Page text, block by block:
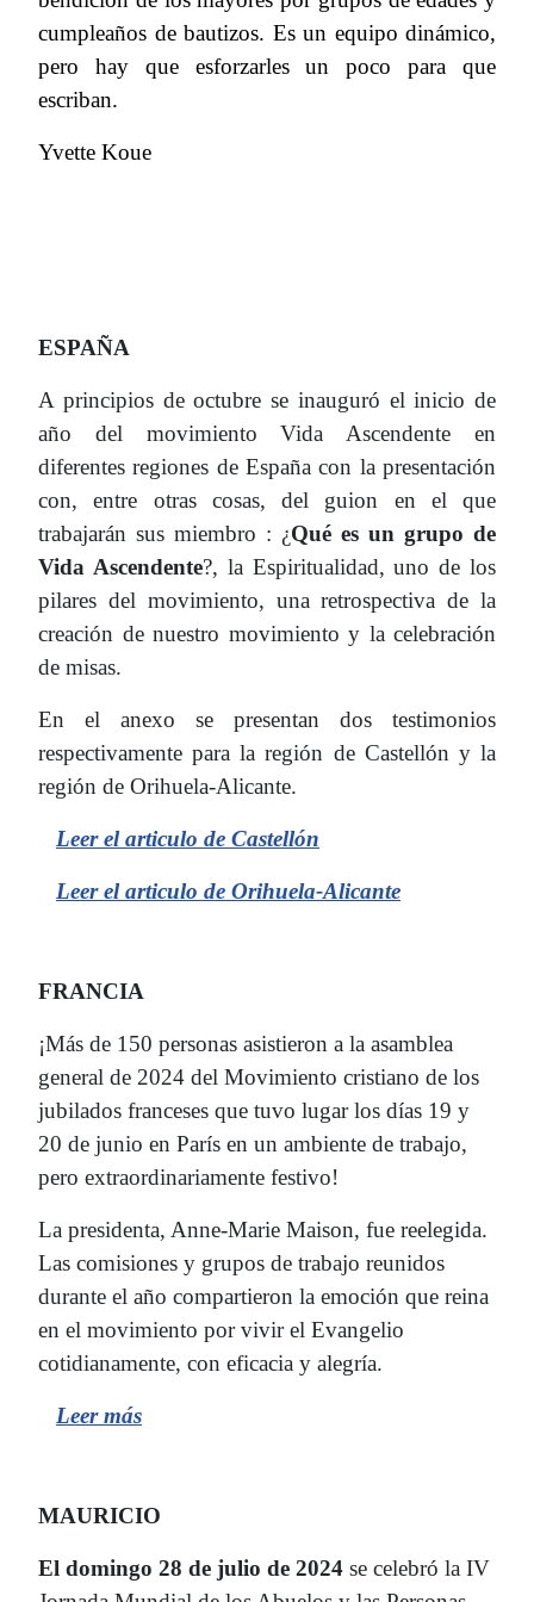
cumpleaños de bautizos. Es un equipo dinámico,
pero hay que esforzarles un poco para que
escriban.
Yvette Koue
ESPAÑA
A principios de octubre se inauguró el inicio de
año del movimiento Vida Ascendente en
diferentes regiones de España con la presentación
con, entre otras cosas, del guion en el que
trabajarán sus miembro : ¿Qué es un grupo de
Vida Ascendente?, la Espiritualidad, uno de los
pilares del movimiento, una retrospectiva de la
creación de nuestro movimiento y la celebración
de misas.
En el anexo se presentan dos testimonios
respectivamente para la región de Castellón y la
región de Orihuela-Alicante.
Leer el articulo de Castellón
Leer el articulo de Orihuela-Alicante
FRANCIA
¡Más de 150 personas asistieron a la asamblea
general de 2024 del Movimiento cristiano de los
jubilados franceses que tuvo lugar los días 19 y
20 de junio en París en un ambiente de trabajo,
pero extraordinariamente festivo!
La presidenta, Anne-Marie Maison, fue reelegida.
Las comisiones y grupos de trabajo reunidos
durante el año compartieron la emoción que reina
en el movimiento por vivir el Evangelio
cotidianamente, con eficacia y alegría.
Leer más
MAURICIO
El domingo 28 de julio de 2024 se celebró la IV